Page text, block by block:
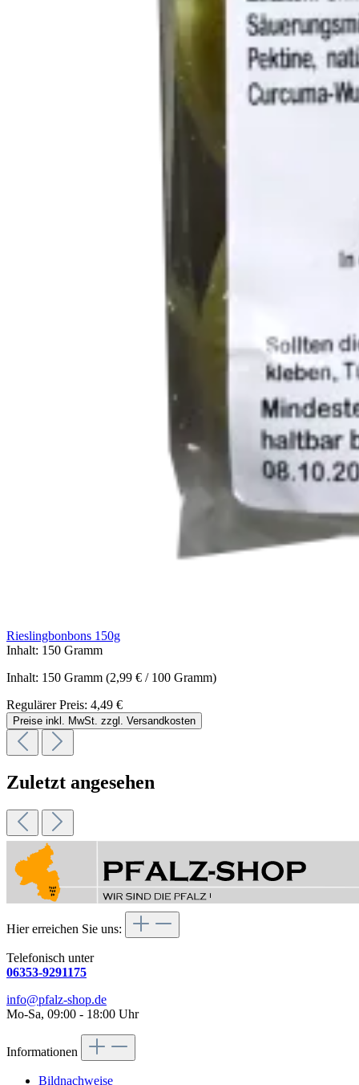
Rieslingbonbons 150g
Inhalt: 150 Gramm
Inhalt: 150 Gramm (2,99 € / 100 Gramm)
Regulärer Preis: 4,49 €
Preise inkl. MwSt. zzgl. Versandkosten
Zuletzt angesehen
Hier erreichen Sie uns:
Telefonisch unter
06353-9291175
info@pfalz-shop.de
Mo-Sa, 09:00 - 18:00 Uhr
Informationen
Bildnachweise